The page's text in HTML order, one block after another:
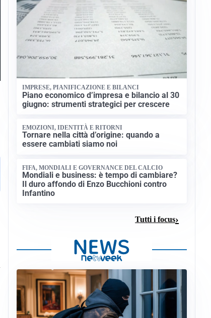
IMPRESE, PIANIFICAZIONE E BILANCI
Piano economico d’impresa e bilancio al 30
giugno: strumenti strategici per crescere
EMOZIONI, IDENTITÀ E RITORNI
Tornare nella città d’origine: quando a
essere cambiati siamo noi
FIFA, MONDIALI E GOVERNANCE DEL CALCIO
Mondiali e business: è tempo di cambiare?
Il duro affondo di Enzo Bucchioni contro
Infantino
Tutti i focus